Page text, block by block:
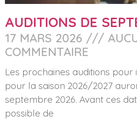
AUDITIONS DE
17 MARS 2026
COMMENTAIRE
Les prochaines auditions pour
pour la saison 2026/2027
septembre 2026. Avant ces
possible de